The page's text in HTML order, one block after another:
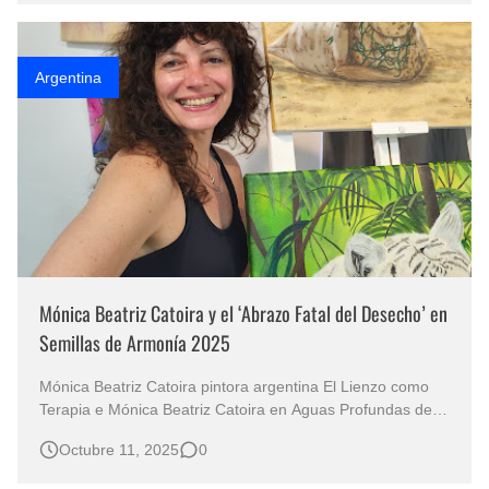
convierte …
Argentina
Mónica Beatriz Catoira y el ‘Abrazo Fatal del Desecho’ en
Semillas de Armonía 2025
Mónica Beatriz Catoira pintora argentina El Lienzo como
Terapia e Mónica Beatriz Catoira en Aguas Profundas de
"Cuando el Plástico se Vuelve Abrazo Fatal" en Semillas de
Octubre 11, 2025 0